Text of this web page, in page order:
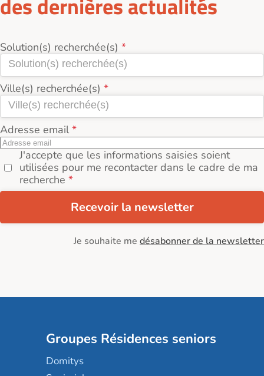
Solution(s) recherchée(s)
Ville(s) recherchée(s)
Adresse email
J'accepte que les informations saisies soient
utilisées pour me recontacter dans le cadre de ma
recherche
Recevoir la newsletter
Je souhaite me désabonner de la newsletter
Groupes Résidences seniors
Domitys